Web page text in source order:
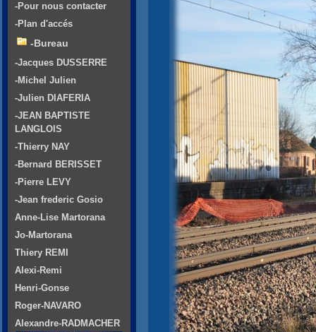
-Pour nous contacter
-Plan d'accés
-Bureau
-Jacques DUSSERRE
-Michel Julien
-Julien DIAFERIA
-JEAN BAPTISTE
LANGLOIS
-Thierry NAY
-Bernard BERISSET
-Pierre LEVY
-Jean frederic Gosio
Anne-Lise Martorana
Jo-Martorana
Thiery REMI
Alexi-Remi
Henri-Gonse
Roger-NAVARO
Alexandre-RADMACHER